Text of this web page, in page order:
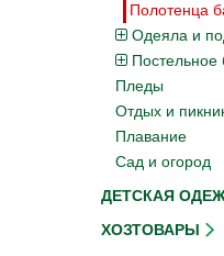
Полотенца
Одеяла и
Постельное
Пледы
Отдых и
Плавание
Сад и огород
ДЕТСКАЯ
ХОЗТОВАРЫ